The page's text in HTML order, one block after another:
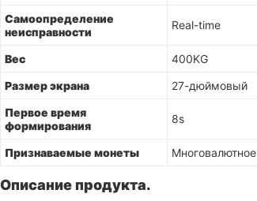
Самоопределение
неисправности
Real-time
Вес 400KG
Размер экрана
27-дюймовый
Первое время
формирования
8s
Признаваемые монеты Многовалютное
Описание продукта.